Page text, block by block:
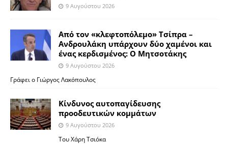
9 Αυγούστου 2026
Από τον «κλεφτοπόλεμο» Τσίπρα –
Ανδρουλάκη υπάρχουν δύο χαμένοι και
ένας κερδισμένος: Ο Μητσοτάκης
9 Αυγούστου 2026
Γράφει ο Γιώργος Λακόπουλος
Κίνδυνος αυτοπαγίδευσης
προοδευτικών κομμάτων
9 Αυγούστου 2026
Του Χάρη Τσιόκα